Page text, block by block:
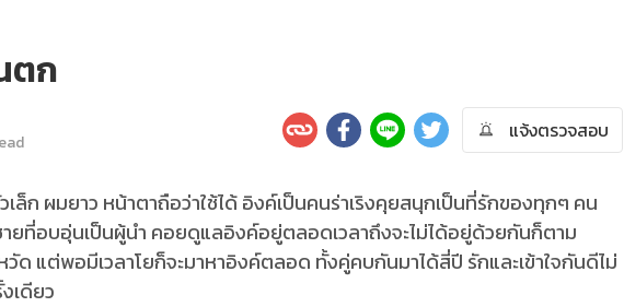
ตก
แจ้งตรวจสอบ
ผมยาว หน้าตาถือว่าใช้ได้ อิงค์เป็นคนร่าเริงคุยสนุกเป็นที่รักของทุกๆ คน
ยที่อบอุ่นเป็นผู้นำ คอยดูแลอิงค์อยู่ตลอดเวลาถึงจะไม่ได้อยู่ด้วยกันก็ตาม
วัด แต่พอมีเวลาโยก็จะมาหาอิงค์ตลอด ทั้งคู่คบกันมาได้สี่ปี รักและเข้าใจกันดีไม่
เดียว